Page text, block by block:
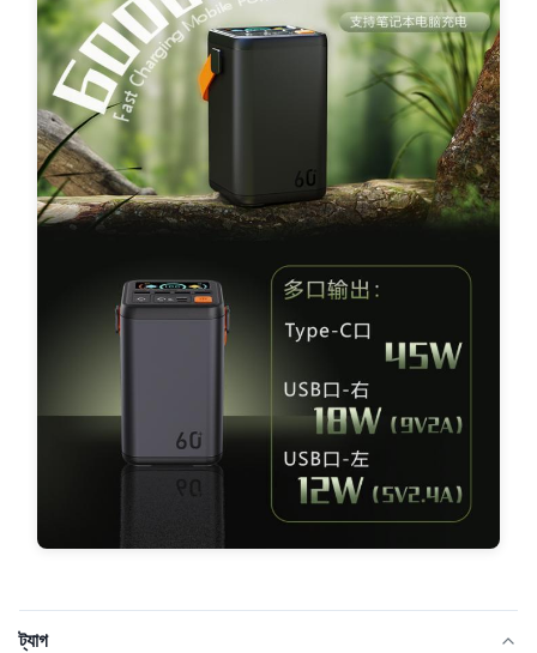
ট্যাগ